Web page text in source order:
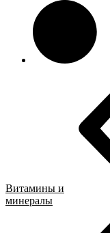
Витамины и
минералы